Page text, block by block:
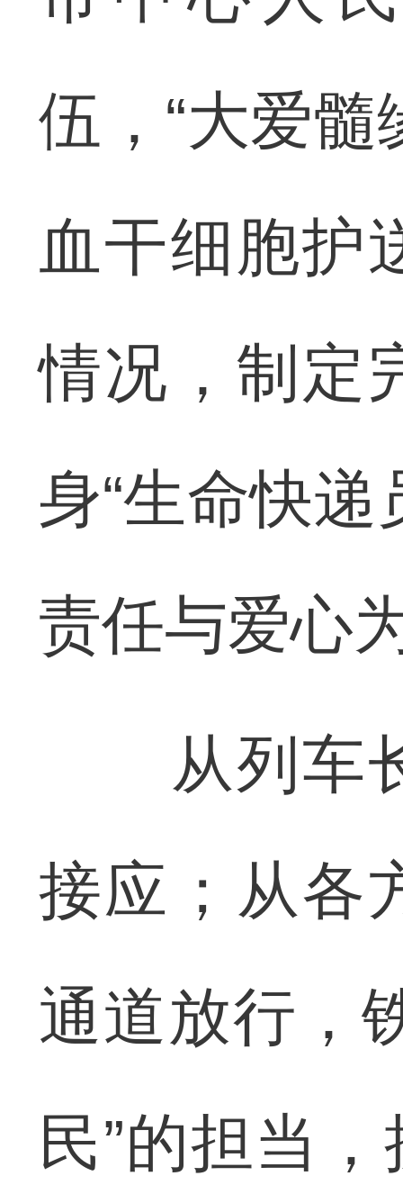
伍，“大爱
血干细胞护
情况，制定
身“生命快
责任与爱心
从列车长
接应；从各
通道放行，
民”的担当